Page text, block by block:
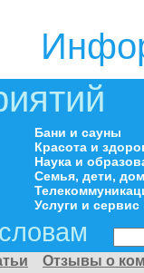
Бани и сауны
Красота и
Наука и
Семья, дети,
Услуги и сервис
Отзывы о